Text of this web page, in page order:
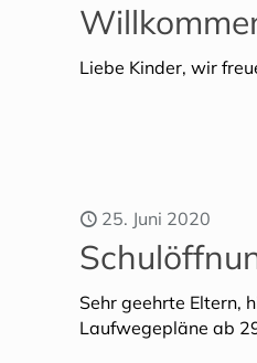
Liebe Kinder, wir
25. Juni 2020
Sehr geehrte Eltern,
Laufwegepläne ab